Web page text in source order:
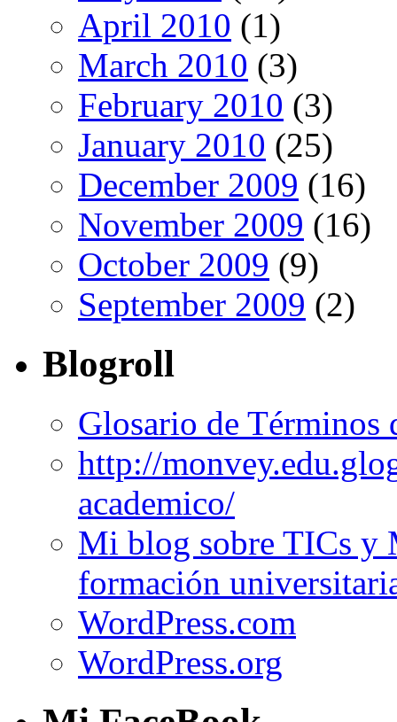
April 2010 (1)
March 2010 (3)
February 2010 (3)
January 2010 (25)
December 2009 (16)
November 2009 (16)
October 2009 (9)
September 2009 (2)
Blogroll
Glosario de Términos
http://
academico/
Mi blog sobre TICs y
formación
WordPress.com
WordPress.org